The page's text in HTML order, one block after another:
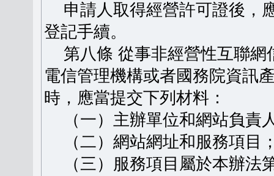
申請人取得經營許可證後，
登記手續。
第八條 從事非經營性互聯網
電信管理機構或者國務院資訊
時，應當提交下列材料：
（一）主辦單位和網站負責
（二）網站網址和服務項目
（三）服務項目屬於本辦法